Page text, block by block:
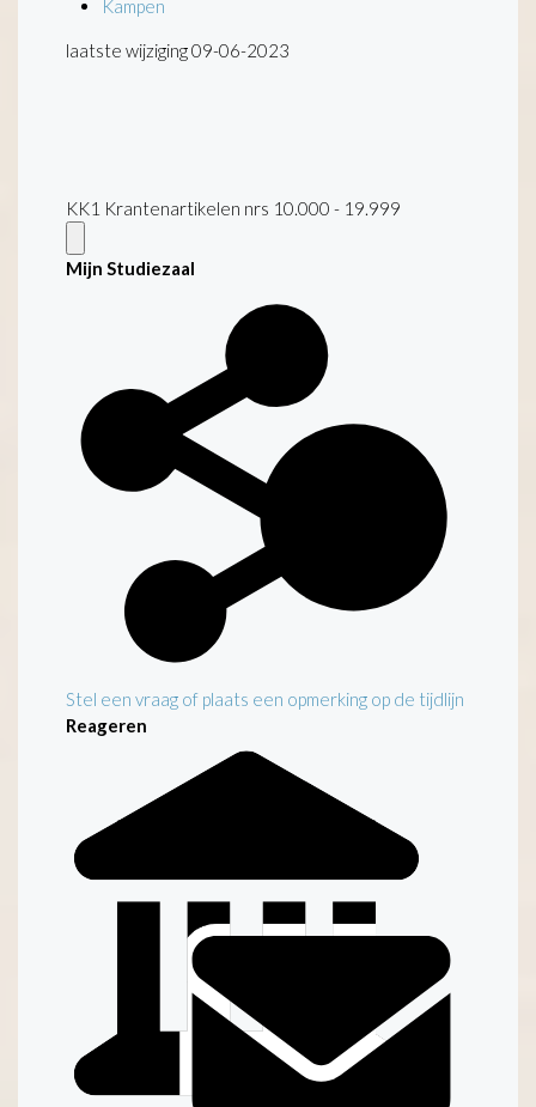
Kampen
laatste wijziging 09-06-2023
KK1 Krantenartikelen nrs 10.000 - 19.999
Mijn Studiezaal
Stel een vraag of plaats een opmerking op de tijdlijn
Reageren